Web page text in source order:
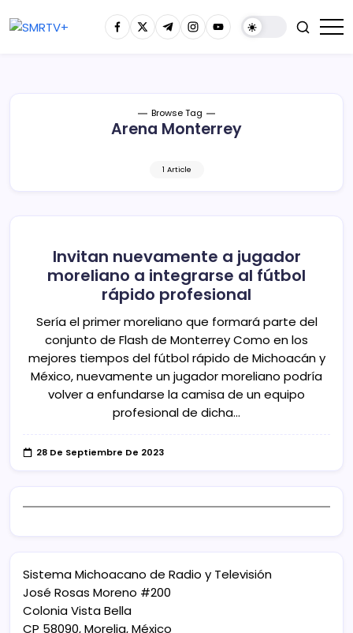
Browse Tag
Arena Monterrey
1 Article
Invitan nuevamente a jugador
moreliano a integrarse al fútbol
rápido profesional
Sería el primer moreliano que formará parte del
conjunto de Flash de Monterrey Como en los
mejores tiempos del fútbol rápido de Michoacán y
México, nuevamente un jugador moreliano podría
volver a enfundarse la camisa de un equipo
profesional de dicha…
28 De Septiembre De 2023
Sistema Michoacano de Radio y Televisión
José Rosas Moreno #200
Colonia Vista Bella
CP 58090, Morelia, México